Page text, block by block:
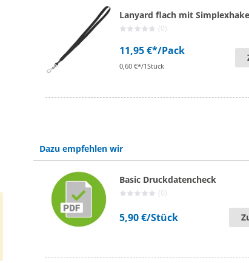
Lanyard flach mit
(0)
11,95 €*/Pack
0,60 €*/1Stück
Dazu empfehlen wir
Basic Druckdatencheck
(0)
5,90 €/Stück